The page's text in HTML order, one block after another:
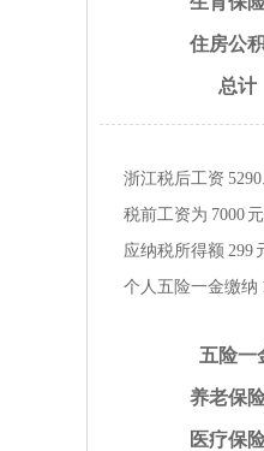
住房公
总计
浙江税后工资
税前工资为 7000
应纳税所得额 299
个人五险一金缴纳
五险一
养老保
医疗保